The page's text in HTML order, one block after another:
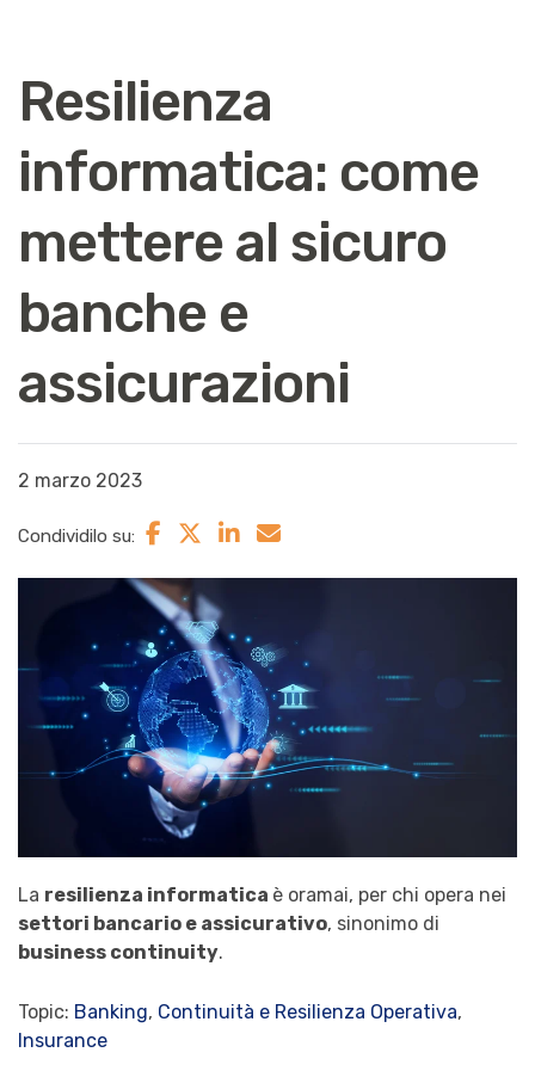
Resilienza
informatica: come
mettere al sicuro
banche e
assicurazioni
2 marzo 2023
Condividilo su:
La resilienza informatica è oramai, per chi opera nei
settori bancario e assicurativo, sinonimo di
business continuity.
Topic: Banking, Continuità e Resilienza Operativa,
Insurance